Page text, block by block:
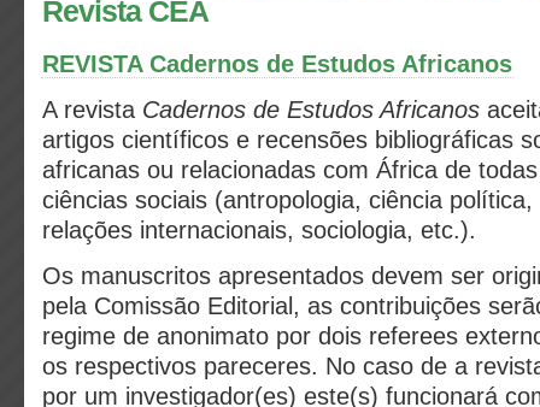
Revista CEA
REVISTA Cadernos de Estudos Africanos
A revista Cadernos de Estudos Africanos
artigos científicos e recensões bibliográficas
africanas ou relacionadas com África de
ciências sociais (antropologia, ciência
relações internacionais, sociologia, etc.).
Os manuscritos apresentados devem ser
pela Comissão Editorial, as contribuições
regime de anonimato por dois referees
os respectivos pareceres. No caso de a
por um investigador(es) este(s) funcionará